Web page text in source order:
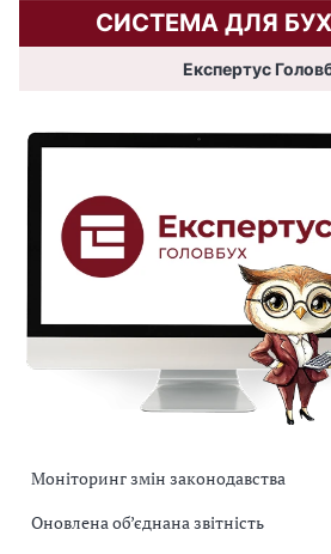
СИСТЕМА ДЛЯ
Експертус
Моніторинг змін законодавства
Оновлена об’єднана звітність